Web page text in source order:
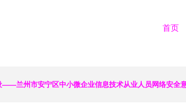
首页
——兰州市安宁区中小微企业信息技术从业人员网络安全